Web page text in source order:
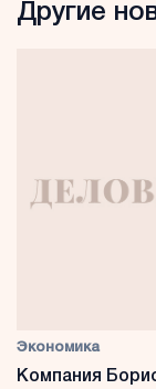
Другие
Экономика
Компания